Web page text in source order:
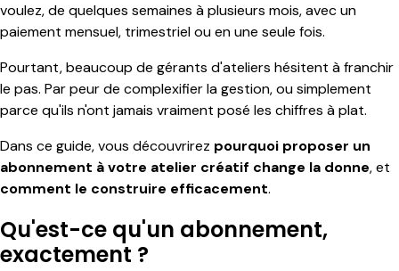
voulez, de quelques semaines à plusieurs mois, avec un
paiement mensuel, trimestriel ou en une seule fois.
Pourtant, beaucoup de gérants d'ateliers hésitent à franchir
le pas. Par peur de complexifier la gestion, ou simplement
parce qu'ils n'ont jamais vraiment posé les chiffres à plat.
Dans ce guide, vous découvrirez pourquoi proposer un
abonnement à votre atelier créatif change la donne, et
comment le construire efficacement.
Qu'est-ce qu'un abonnement,
exactement ?